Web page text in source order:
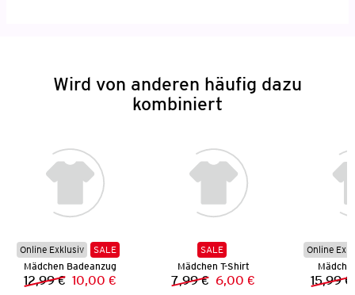
Wird von anderen häufig dazu
kombiniert
Online Exklusiv
SALE
Mädchen Badeanzug
Vorheriger Preis:
12,99 € Neuer Preis:
10,00 €
SALE
Mädchen T-Shirt
Vorheriger Preis:
7,99 € Neuer Preis:
6,00 €
Online
15,99 €